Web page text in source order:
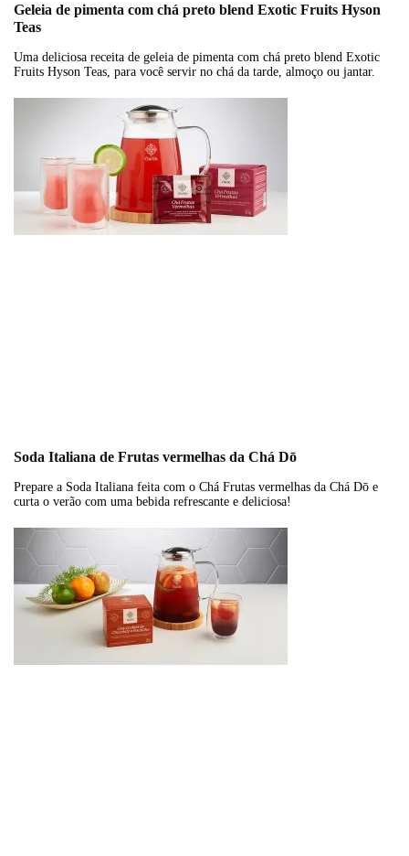
Geleia de pimenta com chá preto blend Exotic Fruits Hyson
Teas
Uma deliciosa receita de geleia de pimenta com chá preto blend Exotic
Fruits Hyson Teas, para você servir no chá da tarde, almoço ou jantar.
Soda Italiana de Frutas vermelhas da Chá Dō
Prepare a Soda Italiana feita com o Chá Frutas vermelhas da Chá Dō e
curta o verão com uma bebida refrescante e deliciosa!